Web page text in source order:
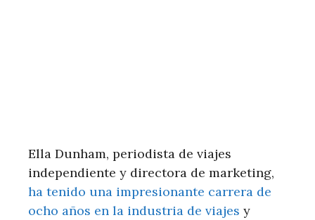
Ella Dunham, periodista de viajes
independiente y directora de marketing,
ha tenido una impresionante carrera de
ocho años en la industria de viajes y